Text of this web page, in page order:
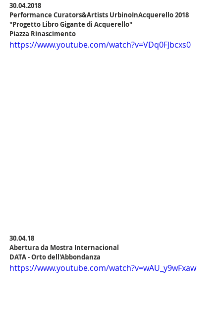
30.04.2018
Performance Curators&Artists UrbinoInAcquerello 2018
"Progetto Libro Gigante di Acquerello"
Piazza Rinascimento
https://www.youtube.com/watch?v=VDq0FJbcxs0
30.04.18
Abertura da Mostra Internacional
DATA - Orto dell'Abbondanza
https://www.youtube.com/watch?v=wAU_y9wFxaw